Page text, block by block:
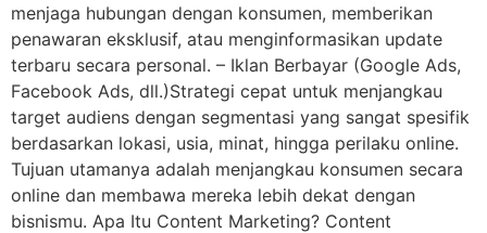
menjaga hubungan dengan konsumen, memberikan
penawaran eksklusif, atau menginformasikan update
terbaru secara personal. – Iklan Berbayar (Google Ads,
Facebook Ads, dll.)Strategi cepat untuk menjangkau
target audiens dengan segmentasi yang sangat spesifik
berdasarkan lokasi, usia, minat, hingga perilaku online.
Tujuan utamanya adalah menjangkau konsumen secara
online dan membawa mereka lebih dekat dengan
bisnismu. Apa Itu Content Marketing? Content